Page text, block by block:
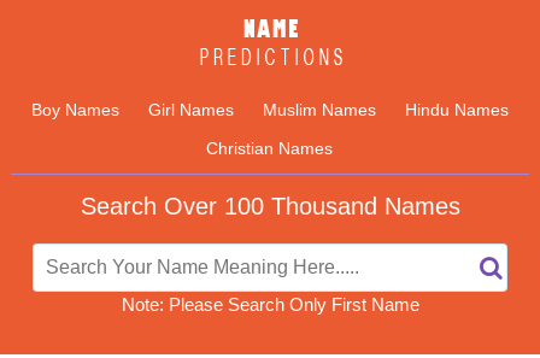
Boy Names Girl Names Muslim Names
Hindu Names
Christian Names
Search Over 100 Thousand Names
Note: Please Search Only First Name